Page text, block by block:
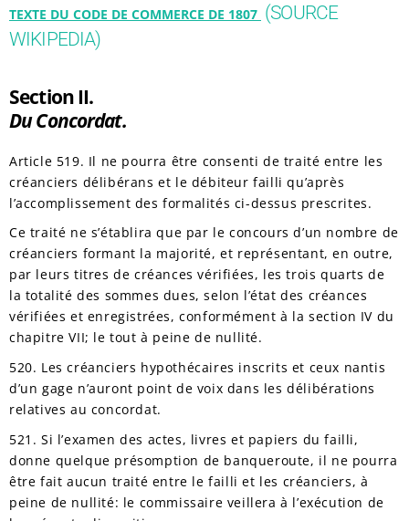
TEXTE DU CODE DE COMMERCE DE 1807 (SOURCE
WIKIPEDIA)
Section II.
Du Concordat.
Article 519. Il ne pourra être consenti de traité entre les
créanciers délibérans et le débiteur failli qu’après
l’accomplissement des formalités ci-dessus prescrites.
Ce traité ne s’établira que par le concours d’un nombre de
créanciers formant la majorité, et représentant, en outre,
par leurs titres de créances vérifiées, les trois quarts de
la totalité des sommes dues, selon l’état des créances
vérifiées et enregistrées, conformément à la section IV du
chapitre VII; le tout à peine de nullité.
520. Les créanciers hypothécaires inscrits et ceux nantis
d’un gage n’auront point de voix dans les délibérations
relatives au concordat.
521. Si l’examen des actes, livres et papiers du failli,
donne quelque présomption de banqueroute, il ne pourra
être fait aucun traité entre le failli et les créanciers, à
peine de nullité: le commissaire veillera à l’exécution de